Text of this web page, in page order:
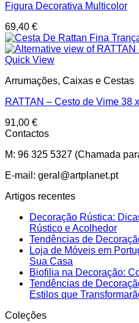
Figura Decorativa Multicolor
69,40 €
Quick View
Arrumações, Caixas e Cestas
RATTAN – Cesto de Vime 38
91,00 €
Contactos
M: 96 325 5327 (Chamada
E-mail: geral@artplanet.pt
Artigos recentes
Decoração Rústica:
Rústico e Acolhedor
Tendências de
Loja de Móveis em
Sua Casa
Biofilia na Decoração:
Tendências de
Estilos que
Coleções